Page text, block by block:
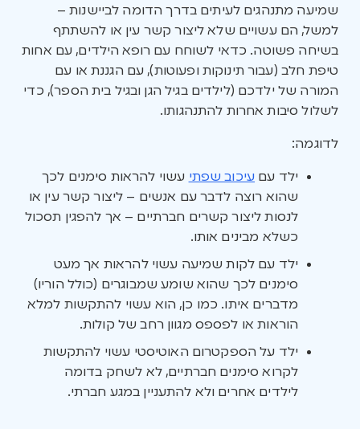
שמיעה מתנהגים לעיתים בדרך הדומה לביישנות –
למשל, הם עשויים שלא ליצור קשר עין או להשתתף
בשיחה פשוטה. כדאי לשוחח עם רופא הילדים, עם אחות
טיפת חלב (עבור תינוקות ופעוטות), עם הגננת או עם
המורה של ילדכם (לילדים בגיל הגן ובגיל בית הספר), כדי
לשלול סיבות אחרות להתנהגותו.
לדוגמה:
ילד עם עיכוב שפתי עשוי להראות סימנים לכך
שהוא רוצה לדבר עם אנשים – ליצור קשר עין או
לנסות ליצור קשרים חברתיים – אך להפגין תסכול
כשלא מבינים אותו.
ילד עם לקות שמיעה עשוי להראות אך מעט
סימנים לכך שהוא שומע שמבוגרים (כולל הוריו)
מדברים איתו. כמו כן, הוא עשוי להתקשות למלא
הוראות או לפספס מגוון רחב של קולות.
ילד על הספקטרום האוטיסטי עשוי להתקשות
לקרוא סימנים חברתיים, לא לשחק בדומה
לילדים אחרים ולא להתעניין במגע חברתי.